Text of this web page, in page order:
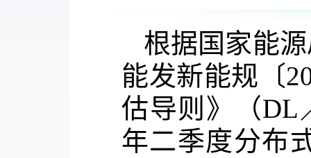
根据国家能
能发新能规 〔
估导则》（DL
年二季度分布